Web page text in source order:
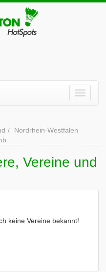
Nordrhein-Westfalen
Vereine und
keine Vereine bekannt!